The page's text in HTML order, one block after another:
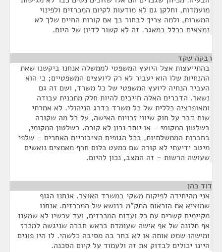
מועמדות, וחלקן גם לא מודעות לקיום המכרזים ולפינוי
המשרות, ולמה צריך לבחור בך אם קורות החיים שלך לא
נמצאים בכלל במאגר. זה לא קשור לדיון של היום.
רבקה שקד
בהתייעצות אצל היועץ המשפטי לממשלה אנחנו ביקשנו שאת
ההנחיות שלו הוא יעביר לא רק ליועצים המשפטיים; כי הוא
העביר הנחיה ליועץ המשפטי של כל משרד, ושם זה גם
נשאר. הדברים האלה חייבים להיות חלק מתכנית עבודה
ומאופרציה כללית של כל משרד בדרג הניהולי. לא אמרתי
שום דבר על חוק שיווי זכויות האישה, על כל מה שקורה
בשלטון המקומי – או יותר נכון לא קורה. בשלטון המקומי,
בחברות הממשלתיות, בכל הגופים הציבוריים האחרים – שלפי
מיטב ידיעתי לא קורה שם כמעט כלום חרף מאמצים נואשים
שעושה הרשות – זה המצב, נכון להיום.
דוד כהן
אני מהיחידה לפיקוח משקי במשרד האוצר. אנחנו הגוף
שמוציא את הוראות התק"מ בנושא של המכרזים. אנחנו
מקיימים קשרים עם כל ועדות המכרזים, ועד עכשיו לא שמענו
אף תלונה של אף אישה שעומדת בראש חברה שניגשה למכרז
ומישהו שמט אותה או לא בחר בה מסיבה כלשהי. לו היו פונים
היינו יכולים לבדוק את זה ולעמוד על קיום הסכנה.